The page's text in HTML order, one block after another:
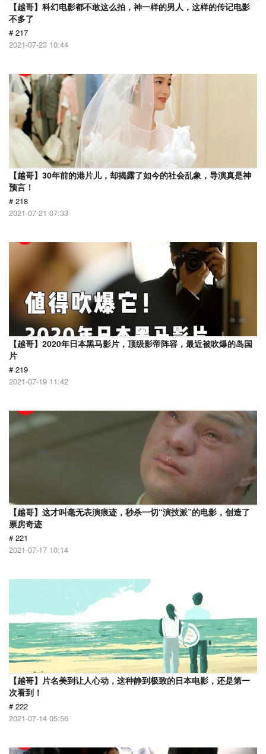
【越哥】科幻电影都不敢这么拍，神一样的男人，这样的传记电影
不多了
# 217
2021-07-23 10:44
【越哥】30年前的港片儿，却揭露了如今的社会乱象，导演真是神
预言！
# 218
2021-07-21 07:33
【越哥】2020年日本黑马影片，顶级影帝阵容，最近被吹爆的岛国
片
# 219
2021-07-19 11:42
【越哥】这才叫毫无表演痕迹，秒杀一切“演技派”的电影，创造了
票房奇迹
# 221
2021-07-17 10:14
【越哥】片名美到让人心动，这种静到极致的日本电影，还是第一
次看到！
# 222
2021-07-14 05:56